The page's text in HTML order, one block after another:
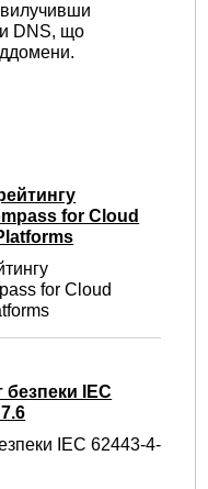
DNS, що
for Cloud
for Cloud
безпеки IEC
IEC 62443-4-